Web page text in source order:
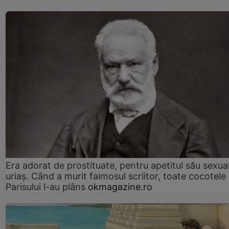
Era adorat de prostituate, pentru apetitul său
uriaș. Când a murit faimosul scriitor, toate cocotele
Parisului l-au plâns okmagazine.ro